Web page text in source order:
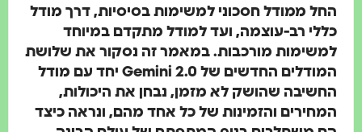
החל ממודל חסכוני למשימות בסיסיות, דרך מודל
כללי רב-עוצמה, ועד למודל מתקדם במיוחד
למשימות מורכבות. במאמר זה נסקור את שלושת
המודלים החדשים של Gemini 2.0 יחד עם מודל
החשיבה שהושק לא מזמן, נבחן את היכולות,
המחירים והזמינות של כל אחד מהם, ונראה כיצד